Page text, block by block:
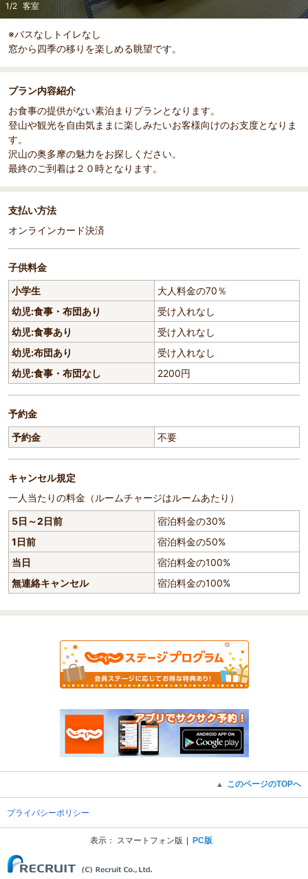
1/2 客室
※バスなしトイレなし
窓から四季の移りを楽しめる眺望です。
プラン内容紹介
お食事の提供がない素泊まりプランとなります。
登山や観光を自由気ままに楽しみたいお客様向けのお支度となりま
す。
沢山の奥多摩の魅力をお探しください。
最終のご到着は２０時となります。
支払い方法
オンラインカード決済
子供料金
小学生
大人料金の70％
幼児:食事・布団あり
受け入れなし
幼児:食事あり
受け入れなし
幼児:布団あり
受け入れなし
幼児:食事・布団なし
2200円
予約金
予約金
不要
キャンセル規定
一人当たりの料金（ルームチャージはルームあたり）
5日～2日前
宿泊料金の30%
1日前
宿泊料金の50%
当日
宿泊料金の100%
無連絡キャンセル
宿泊料金の100%
▲ このページのTOPへ
プライバシーポリシー
表示： スマートフォン版 PC版